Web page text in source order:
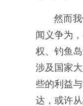
然而
闻义争为
权、钓鱼
涉及国家
些的利益
达，或许